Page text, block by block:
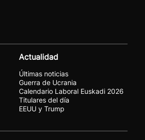
Actualidad
Últimas noticias
Guerra de Ucrania
Calendario Laboral Euskadi 2026
Titulares del día
EEUU y Trump